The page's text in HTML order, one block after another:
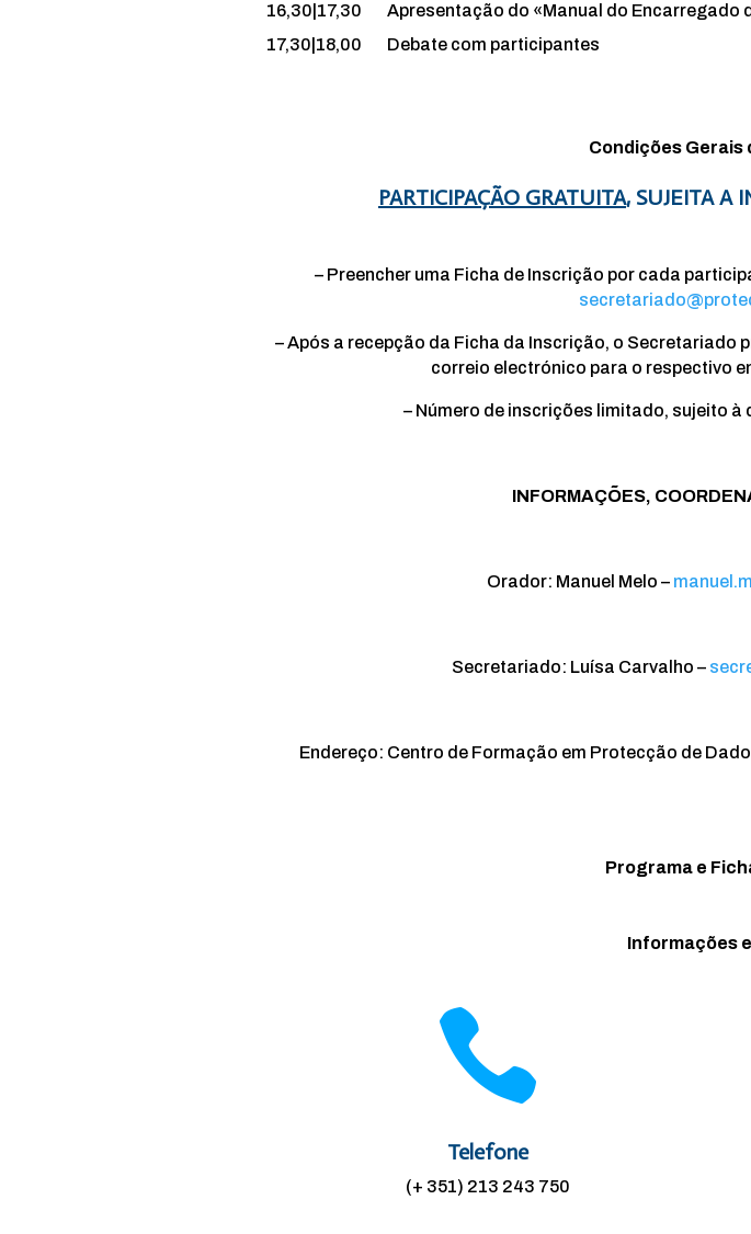
16,30|17,30
Apresentação do «Manual do Encarregado
17,30|18,00
Debate com participantes
Condições Gerais
PARTICIPAÇÃO GRATUITA, SUJEITA A
– Preencher uma Ficha de Inscrição por cada
– Após a recepção da Ficha da Inscrição, o
correio electrónico para o respectivo
– Número de inscrições limitado, sujeito
INFORMAÇÕES,
Orador: Manuel Melo –
Secretariado: Luísa Carvalho –
Endereço: Centro de Formação em Protecção de
Programa e
Informações

Telefone
(+ 351) 213 243 750